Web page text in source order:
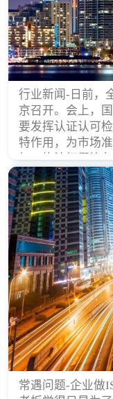
行业新闻-日前，
京召开。会上，
要发挥认证认可
特作用，为市场
权、执法打假等
据。
常遇问题-企业做